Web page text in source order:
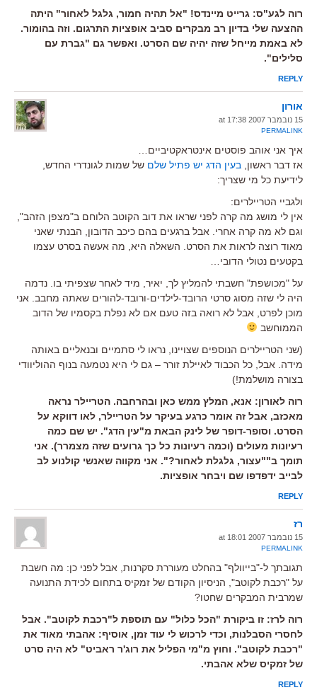
רוה לגע"ס: גרייט מיינדס! "אל תהיה חמור, גלגל לאחור" היתה
ההצעה שלי בדיון רב מבקרים סביב אופציות התרגום. וזה בהומור.
לא באמת מייחל שזה יהיה שם הסרט. ואפשר גם "גברת עם
סלילים".
REPLY
אורון
15 נובמבר 2007 at 17:38
PERMALINK
איך אני אוהב פוסטים אינטראקטיביים…
אז דבר ראשון, בעין הדג יש פתיל שלם של שמות לגונדרי החדש,
לידיעת כל מי שצריך:
ולגביי הטריילרים:
אין לי מושג מה קרה לפני שראו את דוב הקוטב הלוחם ב"מצפן הזהב",
וגם לא מה קרה אחרי. אבל ברגעים בהם כיכב הדובון, הבנתי שאני
מאוד רוצה לראות את הסרט. השאלה היא, מה אעשה בסרט עצמו
בקטעים נטולי הדובי…
על "מכושפת" חשבתי להמליץ לך, יאיר, מיד לאחר שצפיתי בו. נדמה
היה לי שזה מסוג סרטי הרובד-לילדים-ורובד-להורים שאתה מחבב. אני
מוכן לפרט, אבל לא רואה בזה טעם אם לא נפלת בקסמיו של הדוב
הממוחשב
(שני הטריילרים הנוספים שצויינו, נראו לי סתמיים ובנאליים באותה
מידה. אבל, כל הכבוד לאיילת זורר – גם לי היא נטמעה בנוף ההוליוודי
בצורה מושלמת!)
רוה לאורון: אנא, המלץ ממש כאן ובהרחבה. הטריילר נראה
מאכזב, אבל זה אומר כרגע בעיקר על הטריילר, לאו דווקא על
הסרט. וסופר-דופר של לינק הבאת מ"עין הדג". יש שם כמה
רעיונות מעולים (וכמה רעיונות כל כך גרועים שזה מצמרר). אני
תומך ב""עצור, גלגלת לאחור?". אני מקווה שאנשי קולנוע לב
לבייב ידפדפו שם ויבחר אופציות.
REPLY
רז
15 נובמבר 2007 at 18:01
PERMALINK
תגובתך ל-"בייוולף" בהחלט מעוררת סקרנות, אבל לפני כן: מה חשבת
על "רכבת לקוטב", הניסיון הקודם של זמקיס בתחום לכידת התנועה
שמרבית המבקרים שחטו?
רוה לרז: זו ביקורת "הכל כלול" עם תוספת ל"רכבת לקוטב". אבל
לחסרי הסבלנות, וכדי לרכוש לי עוד זמן, אוסיף: אהבתי מאוד את
"רכבת לקוטב". וחוץ מ"מי הפליל את רוג'ר ראביט" לא היה סרט
של זמקיס שלא אהבתי.
REPLY